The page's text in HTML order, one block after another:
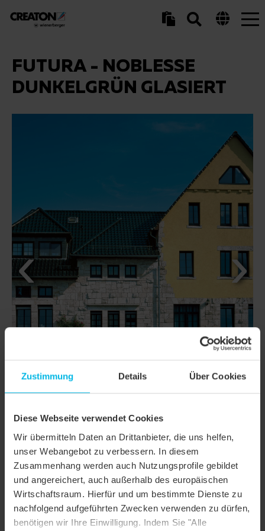
Zustimmung Details Über Cookies
Diese Webseite verwendet Cookies
Wir übermitteln Daten an Drittanbieter, die uns helfen,
unser Webangebot zu verbessern. In diesem
Zusammenhang werden auch Nutzungsprofile gebildet
und angereichert, auch außerhalb des europäischen
Wirtschaftsraum. Hierfür und um bestimmte Dienste zu
nachfolgend aufgeführten Zwecken verwenden zu dürfen,
benötigen wir Ihre Einwilligung. Indem Sie "Alle
FUTURA - NOBLESSE
DUNKELGRÜN GLASIERT
DETAILS
Produktfamilie Flachdachziegel
Produktgruppe Dachziegel